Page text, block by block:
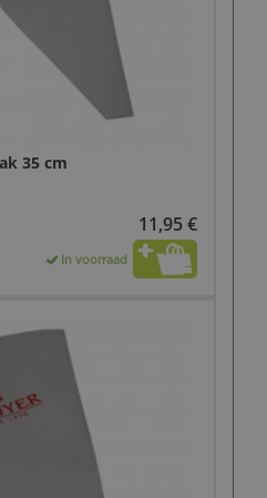
35 cm
11,95 €
In voorraad